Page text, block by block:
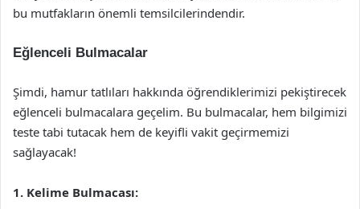
bu mutfakların önemli temsilcilerindendir.
Eğlenceli Bulmacalar
Şimdi, hamur tatlıları hakkında öğrendiklerimizi pekiştirecek
eğlenceli bulmacalara geçelim. Bu bulmacalar, hem bilgimizi
teste tabi tutacak hem de keyifli vakit geçirmemizi
sağlayacak!
1. Kelime Bulmacası: